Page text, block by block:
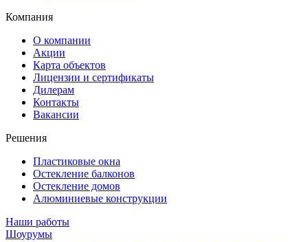
Компания
О компании
Акции
Карта объектов
Лицензии и сертификаты
Дилерам
Контакты
Вакансии
Решения
Пластиковые окна
Остекление балконов
Остекление домов
Алюминиевые конструкции
Наши работы
Шоурумы